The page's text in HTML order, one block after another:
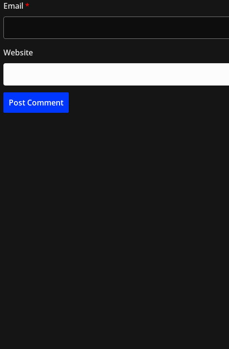
Email*
Website